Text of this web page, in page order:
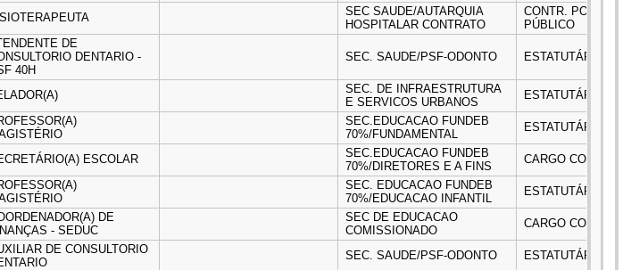
SEC SAUDE/AUTARQUIA
HOSPITALAR CONTRATO
CONTR. POR
PÚBLICO
DE
DENTARIO -
40H
SEC. SAUDE/PSF-ODONTO ESTATUTÁRIO
SEC. DE INFRAESTRUTURA
E SERVICOS URBANOS
ESTATUTÁRIO
SEC.EDUCACAO FUNDEB
70%/FUNDAMENTAL
ESTATUTÁRIO
ESCOLAR
SEC.EDUCACAO FUNDEB
70%/DIRETORES E A FINS
CARGO
SEC. EDUCACAO FUNDEB
70%/EDUCACAO INFANTIL
ESTATUTÁRIO
DE
- SEDUC
SEC DE EDUCACAO
COMISSIONADO
CARGO
DE CONSULTORIO
SEC. SAUDE/PSF-ODONTO ESTATUTÁRIO